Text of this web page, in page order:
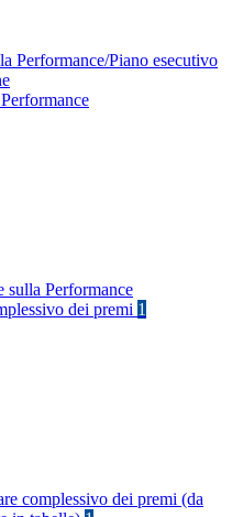
Performance/Piano esecutivo
sulla Performance
dei premi 1
complessivo dei premi (da